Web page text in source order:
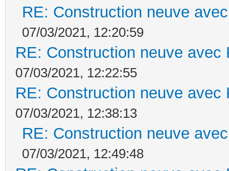
RE: Construction neuve
07/03/2021, 12:20:59
RE: Construction neuve avec
07/03/2021, 12:22:55
RE: Construction neuve avec
07/03/2021, 12:38:13
RE: Construction neuve
07/03/2021, 12:49:48